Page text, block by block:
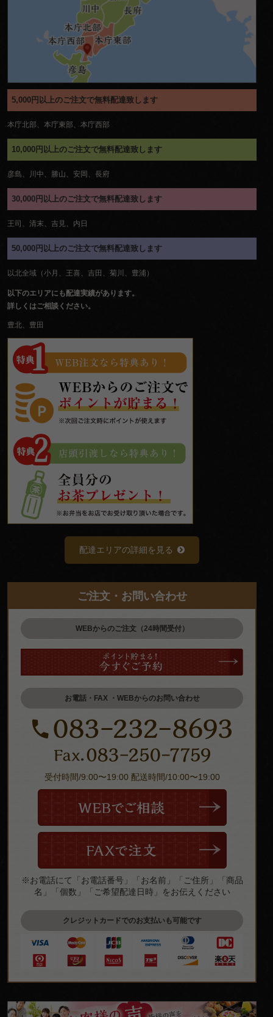
5,000円以上のご注文で無料配達致します
本庁北部、本庁東部、本庁西部
10,000円以上のご注文で無料配達致します
彦島、川中、勝山、安岡、長府
30,000円以上のご注文で無料配達致します
王司、清末、吉見、内日
50,000円以上のご注文で無料配達致します
以北全域（小月、王喜、吉田、菊川、豊浦）
以下のエリアにも配達実績があります。
詳しくはご相談ください。
豊北、豊田
配達エリアの詳細を見る
ご注文・お問い合わせ
WEBからのご注文（24時間受付）
お電話・FAX ・WEBからのお問い合わせ
受付時間/9:00〜19:00 配送時間/10:00〜19:00
※お電話にて「お電話番号」「お名前」「ご住所」「商品
名」「個数」「ご希望配達日時」をお伝えください
クレジットカードでのお支払いも可能です
皆